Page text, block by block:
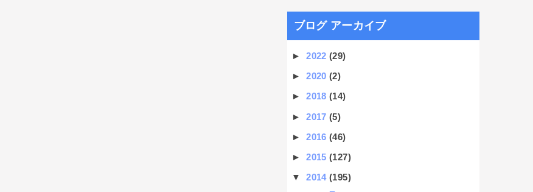
ブログ アーカイブ
►2022(29)
►2020(2)
►2018(14)
►2017(5)
►2016(46)
►2015(127)
▼2014(195)